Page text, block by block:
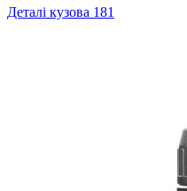
Деталі кузова 181